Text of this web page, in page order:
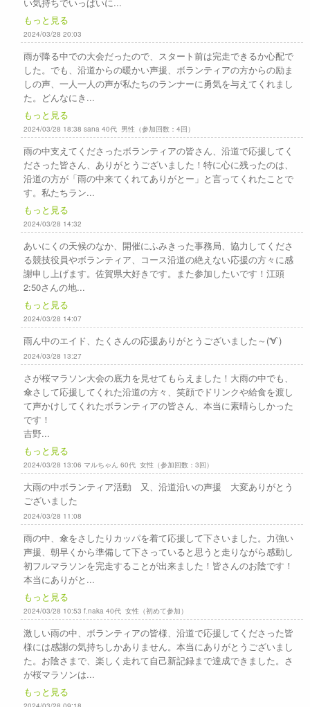
もっと見る
2024/03/28 20:03
雨が降る中での大会だったので、スタート前は完走できるか心配で
した。でも、沿道からの暖かい声援、ボランティアの方からの励ま
しの声、一人一人の声が私たちのランナーに勇気を与えてくれまし
た。どんなにき...
もっと見る
2024/03/28 18:38 sana 40代 男性（参加回数：4回）
雨の中支えてくださったボランティアの皆さん、沿道で応援してく
ださった皆さん、ありがとうございました！特に心に残ったのは、
沿道の方が「雨の中来てくれてありがとー」と言ってくれたことで
す。私たちラン...
もっと見る
2024/03/28 14:32
あいにくの天候のなか、開催にふみきった事務局、協力してくださ
る競技役員やボランティア、コース沿道の絶えない応援の方々に感
謝申し上げます。佐賀県大好きです。また参加したいです！江頭
2:50さんの地...
もっと見る
2024/03/28 14:07
雨ん中のエイド、たくさんの応援ありがとうございました～('∀`)
2024/03/28 13:27
さが桜マラソン大会の底力を見せてもらえました！大雨の中でも、
傘さして応援してくれた沿道の方々、笑顔でドリンクや給食を渡し
て声かけしてくれたボランティアの皆さん、本当に素晴らしかった
です！
吉野...
もっと見る
2024/03/28 13:06 マルちゃん 60代 女性（参加回数：3回）
大雨の中ボランティア活動 又、沿道沿いの声援 大変ありがとう
ございました
2024/03/28 11:08
雨の中、傘をさしたりカッパを着て応援して下さいました。力強い
声援、朝早くから準備して下さっていると思うと走りながら感動し
初フルマラソンを完走することが出来ました！皆さんのお陰です！
本当にありがと...
もっと見る
2024/03/28 10:53 f.naka 40代 女性（初めて参加）
激しい雨の中、ボランティアの皆様、沿道で応援してくださった皆
様には感謝の気持ちしかありません。本当にありがとうございまし
た。お陰さまで、楽しく走れて自己新記録まで達成できました。さ
が桜マラソンは...
もっと見る